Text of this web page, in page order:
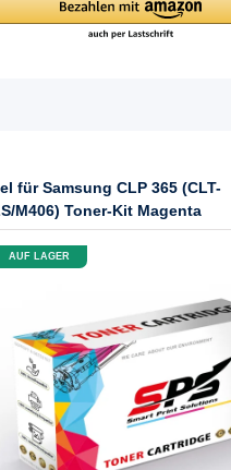
für Samsung CLP 365 (CLT-
M406) Toner-Kit Magenta
AUF LAGER